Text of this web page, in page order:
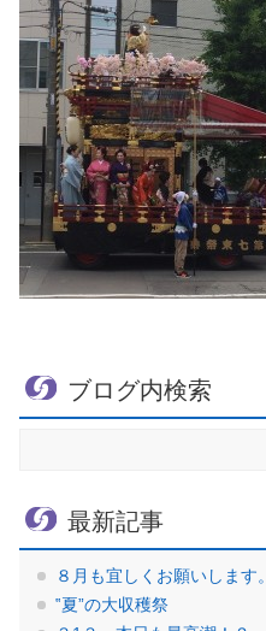
ブログ内検索
最新記事
８月も宜しくお願いします。
‟夏”の大収穫祭